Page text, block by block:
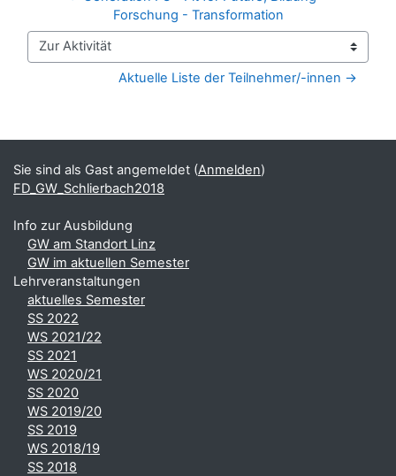
Forschung - Transformation
Zur Aktivität
Aktuelle Liste der Teilnehmer/-innen →
Ergänzungsblöcke
Sie sind als Gast angemeldet (Anmelden)
FD_GW_Schlierbach2018
Info zur Ausbildung
GW am Standort Linz
GW im aktuellen Semester
Lehrveranstaltungen
aktuelles Semester
SS 2022
WS 2021/22
SS 2021
WS 2020/21
SS 2020
WS 2019/20
SS 2019
WS 2018/19
SS 2018